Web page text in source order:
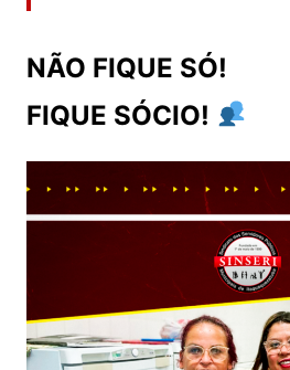
NÃO FIQUE SÓ!
FIQUE SÓCIO!